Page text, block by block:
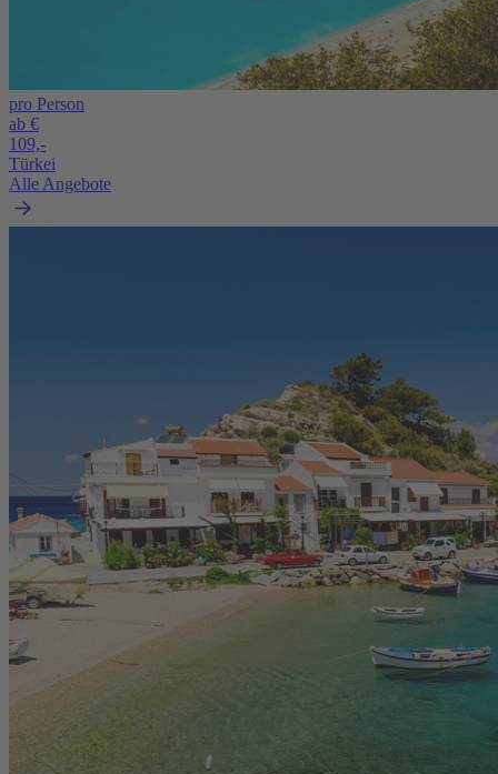
pro Person
ab €
109,-
Türkei
Alle Angebote